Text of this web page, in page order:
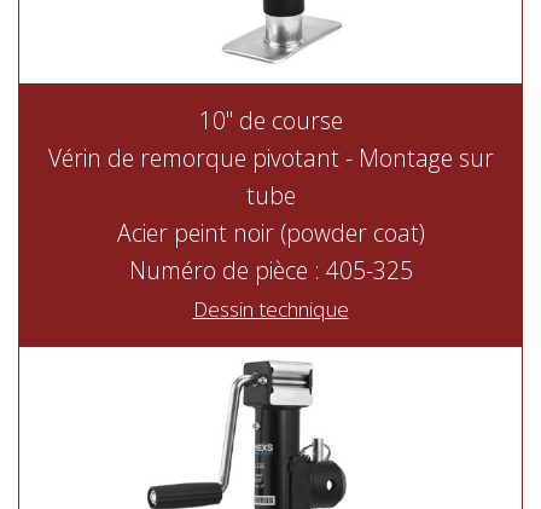
10" de course
Vérin de remorque pivotant - Montage sur
tube
Acier peint noir (powder coat)
Numéro de pièce : 405-325
Dessin technique